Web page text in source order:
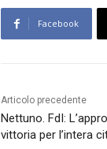
Facebook
Articolo precedente
Nettuno. FdI:
vittoria per l’intera